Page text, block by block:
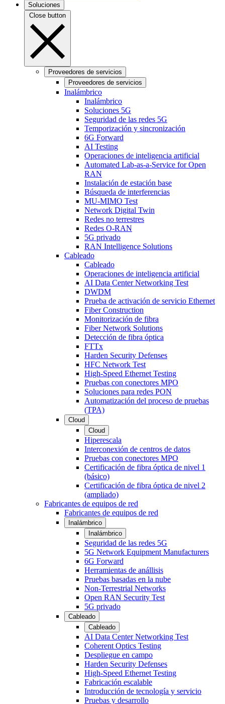
Soluciones
Close button
Proveedores de servicios
Proveedores de servicios
Inalámbrico
Inalámbrico
Soluciones 5G
Seguridad de las redes 5G
Temporización y sincronización
6G Forward
AI Testing
Operaciones de inteligencia artificial
Automated Lab-as-a-Service for Open
RAN
Instalación de estación base
Búsqueda de interferencias
MU-MIMO Test
Network Digital Twin
Redes no terrestres
Redes O-RAN
5G privado
RAN Intelligence Solutions
Cableado
Cableado
Operaciones de inteligencia artificial
AI Data Center Networking Test
DWDM
Prueba de activación de servicio Ethernet
Fiber Construction
Monitorización de fibra
Fiber Network Solutions
Detección de fibra óptica
FTTx
Harden Security Defenses
HFC Network Test
High-Speed Ethernet Testing
Pruebas con conectores MPO
Soluciones para redes PON
Automatización del proceso de pruebas
(TPA)
Cloud
Cloud
Hiperescala
Interconexión de centros de datos
Pruebas con conectores MPO
Certificación de fibra óptica de nivel 1
(básico)
Certificación de fibra óptica de nivel 2
(ampliado)
Fabricantes de equipos de red
Fabricantes de equipos de red
Inalámbrico
Inalámbrico
Seguridad de las redes 5G
5G Network Equipment Manufacturers
6G Forward
Herramientas de anállisis
Pruebas basadas en la nube
Non-Terrestrial Networks
Open RAN Security Test
5G privado
Cableado
Cableado
AI Data Center Networking Test
Coherent Optics Testing
Despliegue en campo
Harden Security Defenses
High-Speed Ethernet Testing
Fabricación escalable
Introducción de tecnología y servicio
Pruebas y desarrollo